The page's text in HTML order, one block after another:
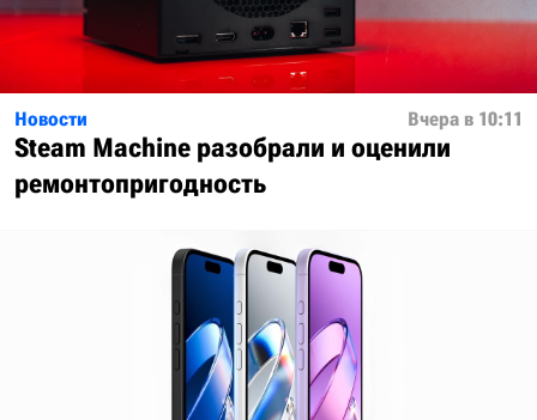
Новости Вчера в 10:11
Steam Machine разобрали и оценили
ремонтопригодность